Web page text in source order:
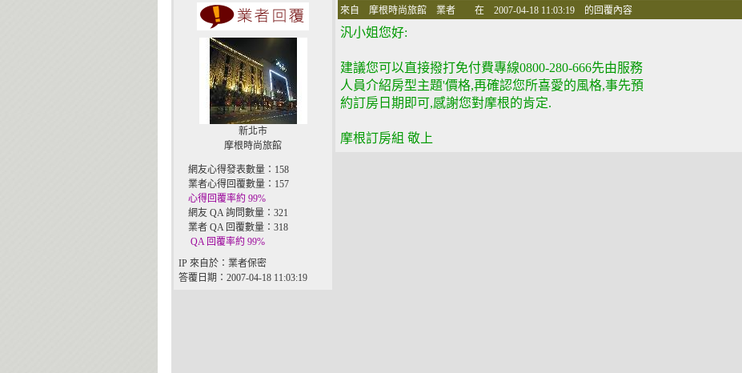
新北市
摩根時尚旅館
網友心得發表數量：158
業者心得回覆數量：157
心得回覆率約 99%
網友 QA 詢問數量：321
業者 QA 回覆數量：318
QA 回覆率約 99%
IP 來自於：業者保密
答覆日期：2007-04-18 11:03:19
來自 摩根時尚旅館 業者 在 2007-04-18 11:03:19 的回覆內容
汎小姐您好:
建議您可以直接撥打免付費專線0800-280-666先由服務
人員介紹房型主題'價格,再確認您所喜愛的風格,事先預
約訂房日期即可,感謝您對摩根的肯定.
摩根訂房組 敬上